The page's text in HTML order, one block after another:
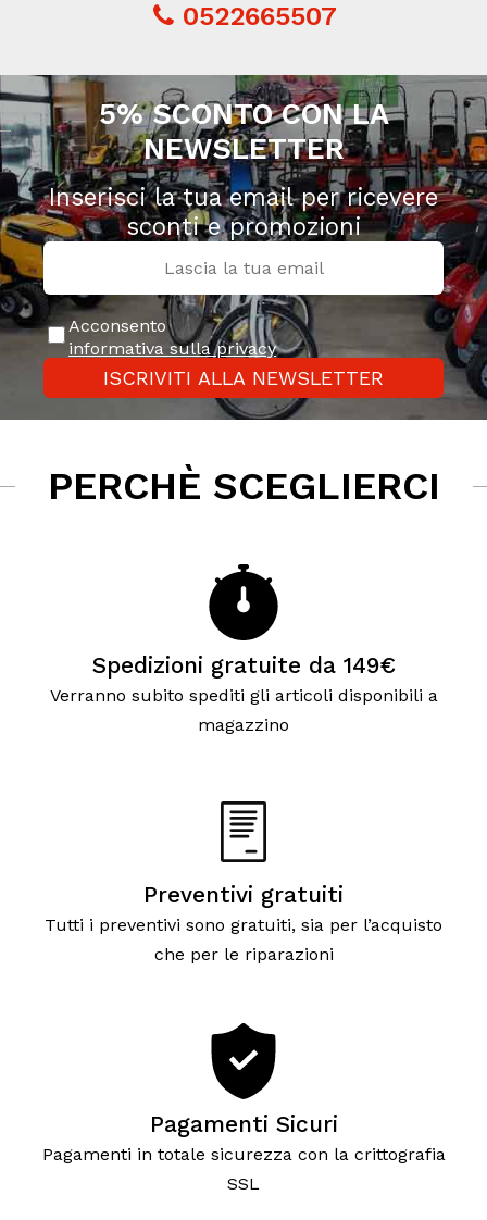
0522665507
5% SCONTO CON LA
NEWSLETTER
Inserisci la tua email per ricevere
sconti e promozioni
Acconsento
informativa sulla privacy
ISCRIVITI ALLA NEWSLETTER
PERCHÈ SCEGLIERCI
Spedizioni gratuite da 149€
Verranno subito spediti gli articoli disponibili a
magazzino
Preventivi gratuiti
Tutti i preventivi sono gratuiti, sia per l’acquisto
che per le riparazioni
Pagamenti Sicuri
Pagamenti in totale sicurezza con la crittografia
SSL